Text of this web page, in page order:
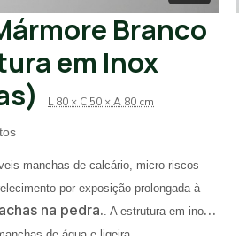
Branco
em Inox
L 80 × C 50 × A 80 cm
manchas de calcário, micro-riscos
por exposição prolongada à
na pedra.. A estrutura em inox
de água e ligeira